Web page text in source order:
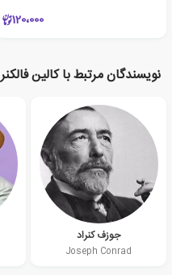
120،000
نویسندگان مرتبط با کالین فالکنر
جوزف کنراد
Joseph Conrad